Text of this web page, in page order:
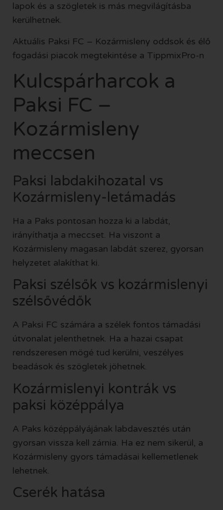
lapok és a szögletek is más megvilágításba
kerülhetnek.
Aktuális Paksi FC – Kozármisleny oddsok és élő
fogadási piacok megtekintése a TippmixPro-n
Kulcspárharcok a
Paksi FC –
Kozármisleny
meccsen
Paksi labdakihozatal vs
Kozármisleny-letámadás
Ha a Paks pontosan hozza ki a labdát,
irányíthatja a meccset. Ha viszont a
Kozármisleny magasan labdát szerez, gyorsan
helyzetet alakíthat ki.
Paksi szélsők vs kozármislenyi
szélsővédők
A Paksi FC számára a szélek fontos támadási
útvonalat jelenthetnek. Ha a hazai csapat
rendszeresen mögé tud kerülni, veszélyes
beadások és szögletek jöhetnek.
Kozármislenyi kontrák vs
paksi középpálya
A Paks középpályájának labdavesztés után
gyorsan vissza kell zárnia. Ha ez nem sikerül, a
Kozármisleny gyors támadásai kellemetlenek
lehetnek.
Cserék hatása